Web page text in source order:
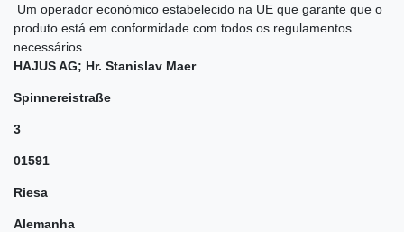
Um operador económico estabelecido na UE que garante que o
produto está em conformidade com todos os regulamentos
necessários.
HAJUS AG; Hr. Stanislav Maer
Spinnereistraße
3
01591
Riesa
Alemanha